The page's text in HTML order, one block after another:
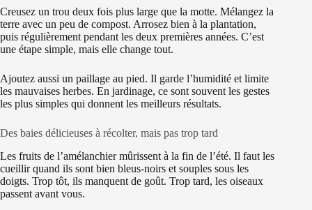
Creusez un trou deux fois plus large que la motte. Mélangez la
terre avec un peu de compost. Arrosez bien à la plantation,
puis régulièrement pendant les deux premières années. C’est
une étape simple, mais elle change tout.
Ajoutez aussi un paillage au pied. Il garde l’humidité et limite
les mauvaises herbes. En jardinage, ce sont souvent les gestes
les plus simples qui donnent les meilleurs résultats.
Des baies délicieuses à récolter, mais pas trop tard
Les fruits de l’amélanchier mûrissent à la fin de l’été. Il faut les
cueillir quand ils sont bien bleus-noirs et souples sous les
doigts. Trop tôt, ils manquent de goût. Trop tard, les oiseaux
passent avant vous.